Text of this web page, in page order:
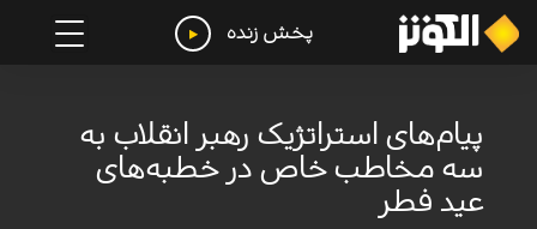
پخش زنده
پیام‌های استراتژیک رهبر انقلاب به
سه مخاطب خاص در خطبه‌های
عید فطر